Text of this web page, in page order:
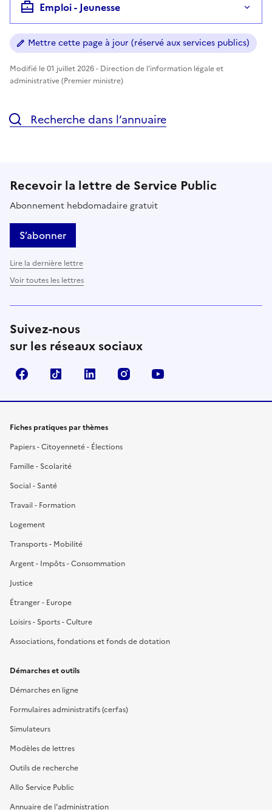
Emploi - Jeunesse
Mettre cette page à jour (réservé aux services publics)
Modifié le 01 juillet 2026 - Direction de l'information légale et
administrative (Premier ministre)
Recherche dans l’annuaire
Recevoir la lettre de Service Public
Abonnement hebdomadaire gratuit
S’abonner
Lire la dernière lettre
Voir toutes les lettres
Suivez-nous
sur les réseaux sociaux
FacebookTikTok LinkedIn Instagram
Fiches pratiques par thèmes
Papiers - Citoyenneté - Élections
Famille - Scolarité
Social - Santé
Travail - Formation
Logement
Transports - Mobilité
Argent - Impôts - Consommation
Justice
Étranger - Europe
Loisirs - Sports - Culture
Associations, fondations et fonds de dotation
Démarches et outils
Démarches en ligne
Formulaires administratifs (cerfas)
Simulateurs
Modèles de lettres
Outils de recherche
Allo Service Public
Annuaire de l'administration